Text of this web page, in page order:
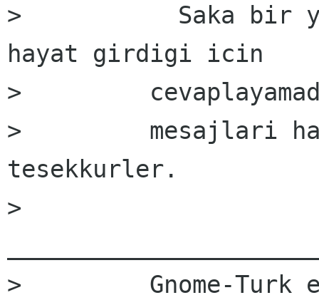
>           Saka bir
hayat girdigi icin
>
>         mesajlari
tesekkurler.
>
>         Gnome-Turk